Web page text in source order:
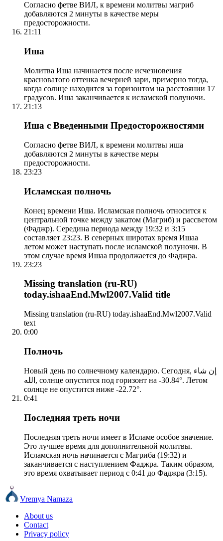
Согласно фетве ВИЛ, к времени молитвы магриб
добавляются 2 минуты в качестве меры
предосторожности.
21:11
Иша
Молитва Иша начинается после исчезновения
красноватого оттенка вечерней зари, примерно тогда,
когда солнце находится за горизонтом на расстоянии 17
градусов. Иша заканчивается к исламской полуночи.
21:13
Иша с Введенными Предосторожностями
Согласно фетве ВИЛ, к времени молитвы иша
добавляются 2 минуты в качестве меры
предосторожности.
23:23
Исламская полночь
Конец времени Иша. Исламская полночь относится к
центральной точке между закатом (Магриб) и рассветом
(Фаджр). Середина периода между 19:32 и 3:15
составляет 23:23. В северных широтах время Ишаа
летом может наступать после исламской полуночи. В
этом случае время Ишаа продолжается до Фаджра.
23:23
Missing translation (ru-RU)
today.ishaaEnd.Mwl2007.Valid title
Missing translation (ru-RU) today.ishaaEnd.Mwl2007.Valid
text
0:00
Полночь
Новый день по солнечному календарю. Сегодня, إن شاء
الله, солнце опустится под горизонт на -30.84°. Летом
солнце не опустится ниже -22.72°.
0:41
Последняя треть ночи
Последняя треть ночи имеет в Исламе особое значение.
Это лучшее время для дополнительной молитвы.
Исламская ночь начинается с Магриба (19:32) и
заканчивается с наступлением Фаджра. Таким образом,
это время охватывает период с 0:41 до Фаджра (3:15).
Vremya Namaza
About us
Contact
Privacy policy